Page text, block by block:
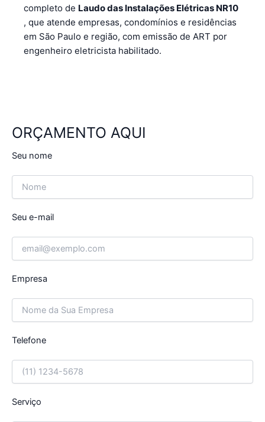
completo de Laudo das Instalações Elétricas NR10
, que atende empresas, condomínios e residências
em São Paulo e região, com emissão de ART por
engenheiro eletricista habilitado.
ORÇAMENTO AQUI
Seu nome
Seu e-mail
Empresa
Telefone
Serviço